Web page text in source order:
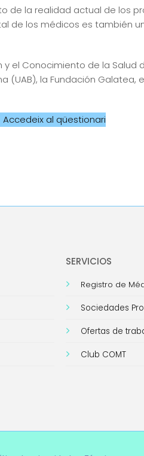
de la realidad actual de los
de los médicos es también
el Conocimiento de la Salud
la Fundación Galatea,
Accedeix al qüestionari
SERVICIOS
Registro de
Sociedades
Ofertas de
Club COMT